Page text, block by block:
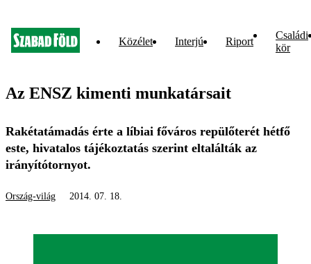
Közélet Interjú Riport
Családi
kör
Az ENSZ kimenti munkatársait
Rakétatámadás érte a líbiai főváros repülőterét hétfő
este, hivatalos tájékoztatás szerint eltalálták az
irányítótornyot.
Ország-világ 2014. 07. 18.